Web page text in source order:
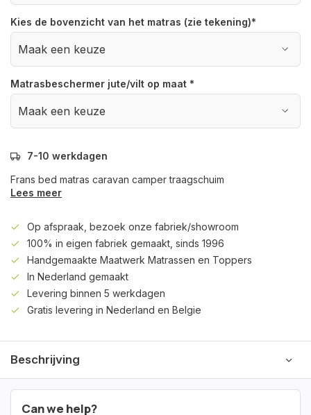
Kies de bovenzicht van het matras (zie tekening)*
Matrasbeschermer jute/vilt op maat *
7-10 werkdagen
Frans bed matras caravan camper traagschuim
Lees meer
Op afspraak, bezoek onze fabriek/showroom
100% in eigen fabriek gemaakt, sinds 1996
Handgemaakte Maatwerk Matrassen en Toppers
In Nederland gemaakt
Levering binnen 5 werkdagen
Gratis levering in Nederland en Belgie
Beschrijving
Can we help?